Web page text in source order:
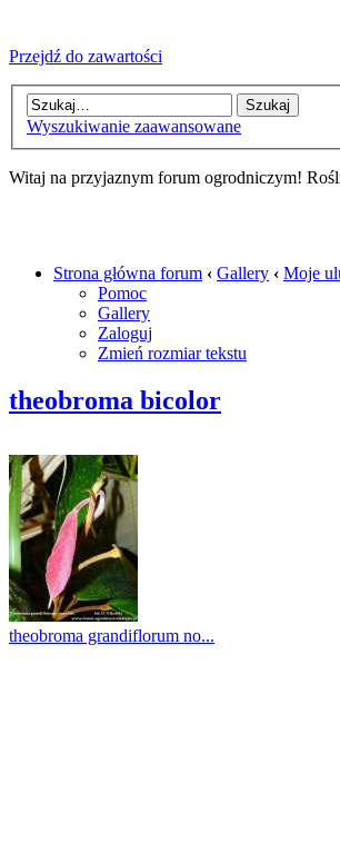
Przejdź do zawartości
Wyszukiwanie zaawansowane
Witaj na przyjaznym forum ogrodniczym!
Strona główna forum ‹ Gallery ‹ Moje
Pomoc
Gallery
Zaloguj
Zmień rozmiar tekstu
theobroma bicolor
theobroma grandiflorum no...